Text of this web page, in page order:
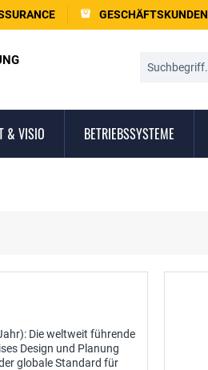
GESCHÄFTSKUNDEN
& VISIO BETRIEBSSYSTEME
Die weltweit führende
Design und Planung
globale Standard für